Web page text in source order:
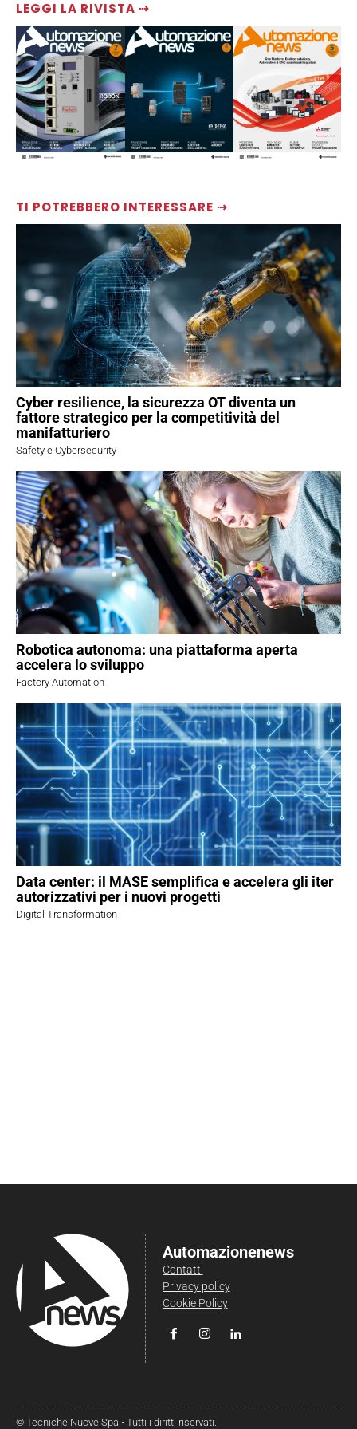
LEGGI LA RIVISTA ⇢
TI POTREBBERO INTERESSARE ⇢
Cyber resilience, la sicurezza OT diventa un
fattore strategico per la competitività del
manifatturiero
Safety e Cybersecurity
Robotica autonoma: una piattaforma aperta
accelera lo sviluppo
Factory Automation
Data center: il MASE semplifica e accelera gli iter
autorizzativi per i nuovi progetti
Digital Transformation
Automazionenews
Contatti
Privacy policy
Cookie Policy
© Tecniche Nuove Spa • Tutti i diritti riservati.